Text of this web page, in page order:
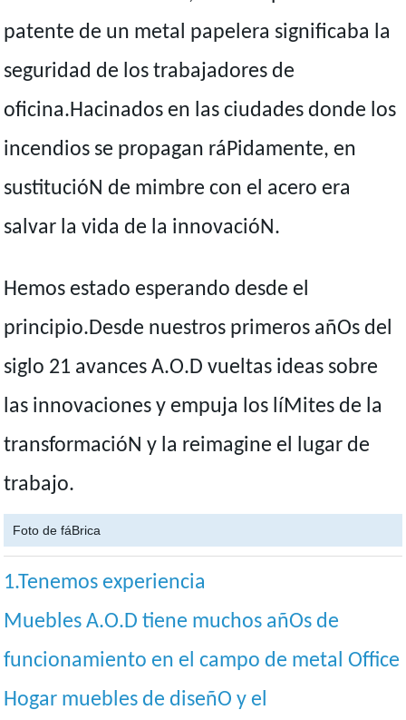
patente de un metal papelera significaba la
seguridad de los trabajadores de
oficina.Hacinados en las ciudades donde los
incendios se propagan ráPidamente, en
sustitucióN de mimbre con el acero era
salvar la vida de la innovacióN.
Hemos estado esperando desde el
principio.Desde nuestros primeros añOs del
siglo 21 avances A.O.D vueltas ideas sobre
las innovaciones y empuja los líMites de la
transformacióN y la reimagine el lugar de
trabajo.
Foto de fáBrica
1.Tenemos experiencia
Muebles A.O.D tiene muchos añOs de
funcionamiento en el campo de metal Office
Hogar muebles de diseñO y el